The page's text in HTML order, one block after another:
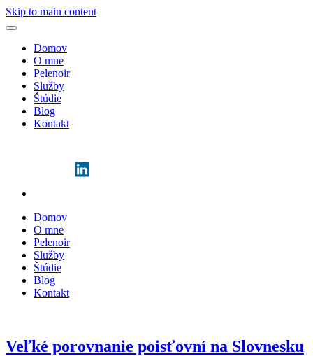
Skip to main content
Domov
O mne
Pelenoir
Služby
Štúdie
Blog
Kontakt
Domov
O mne
Pelenoir
Služby
Štúdie
Blog
Kontakt
Veľké porovnanie poisťovní na Slovnesku